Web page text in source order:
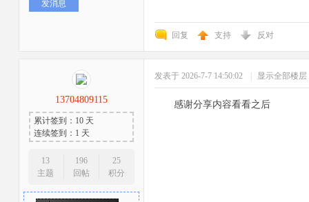
发消息
回复 支持 反对
13704809115
累计签到：10 天
连续签到：1 天
13
主题
196
回帖
25
积分
发表于 2026-7-7 14:50:02 显示全部楼层
感谢分享内容看看之后